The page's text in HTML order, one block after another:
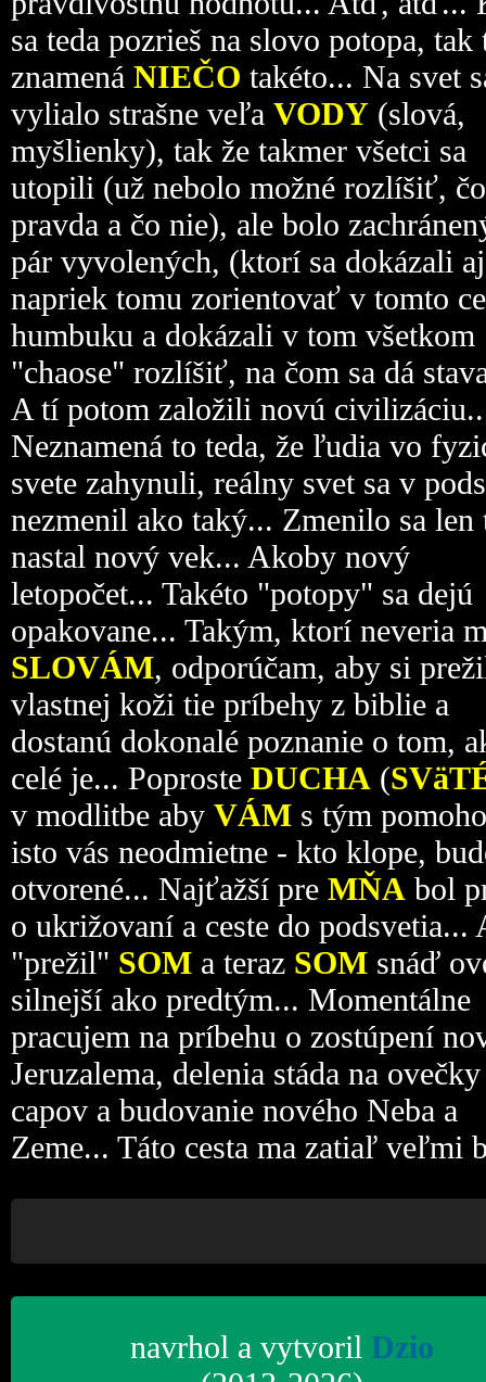
sa teda pozrieš na slovo potopa, tak
znamená NIEČO takéto... Na svet
vylialo strašne veľa VODY (slová,
myšlienky), tak že takmer všetci sa
utopili (už nebolo možné rozlíšiť,
pravda a čo nie), ale bolo
pár vyvolených, (ktorí sa dokázali aj
napriek tomu zorientovať v tomto
humbuku a dokázali v tom všetkom
"chaose" rozlíšiť, na čom sa dá
A tí potom založili novú
Neznamená to teda, že ľudia vo
svete zahynuli, reálny svet sa v
nezmenil ako taký... Zmenilo sa len
nastal nový vek... Akoby nový
letopočet... Takéto "potopy" sa dejú
opakovane... Takým, ktorí neveria
SLOVÁM, odporúčam, aby si
vlastnej koži tie príbehy z biblie a
dostanú dokonalé poznanie o tom,
celé je... Poproste DUCHA (
v modlitbe aby VÁM s tým
isto vás neodmietne - kto klope,
otvorené... Najťažší pre MŇA bol
o ukrižovaní a ceste do podsvetia...
"prežil" SOM a teraz SOM snáď
silnejší ako predtým... Momentálne
pracujem na príbehu o zostúpení
Jeruzalema, delenia stáda na
capov a budovanie nového Neba a
Zeme... Táto cesta ma zatiaľ veľmi
navrhol a vytvoril Dzio